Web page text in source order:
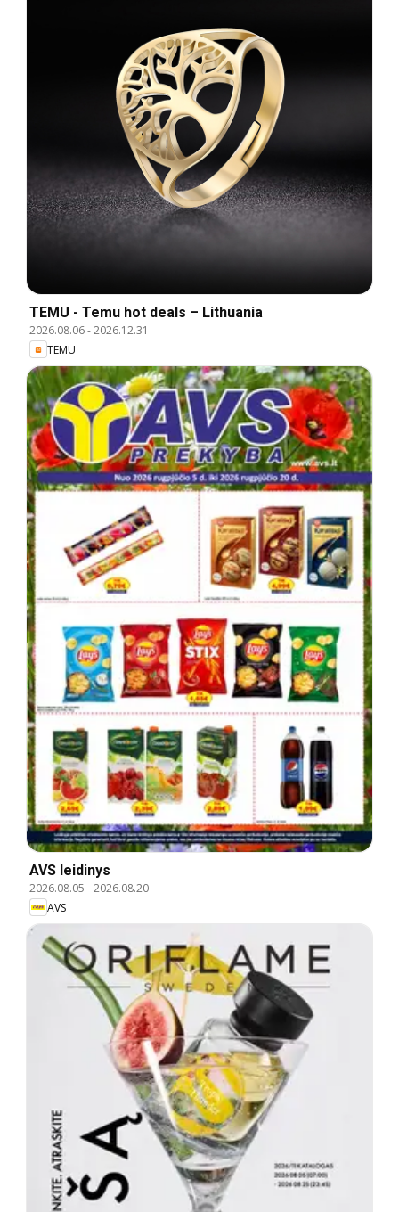
TEMU - Temu hot deals – Lithuania
2026.08.06-2026.12.31
TEMU
AVS leidinys
2026.08.05 -2026.08.20
AVS